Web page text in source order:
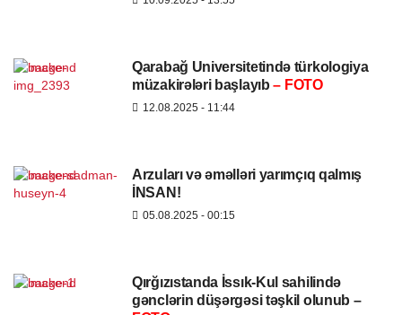
Qarabağ Universitetində türkologiya
müzakirələri başlayıb– FOTO
12.08.2025 - 11:44
Arzuları və əməlləri yarımçıq qalmış
İNSAN!
05.08.2025 - 00:15
Qırğızıstanda İssık-Kul sahilində
gənclərin düşərgəsi təşkil olunub –